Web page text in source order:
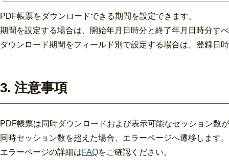
PDF帳票をダウンロードできる期間を設定できます。
期間を設定する場合は、開始年月日時分と終了年月日時分す
ダウンロード期間をフィールド別で設定する場合は、登録日
3. 注意事項
PDF帳票は同時ダウンロードおよび表示可能なセッション数
同時セッション数を超えた場合、エラーページへ遷移します。
エラーページの詳細はFAQをご確認ください。